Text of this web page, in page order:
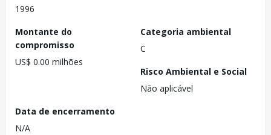
1996
Montante do
compromisso
US$ 0.00 milhões
Categoria ambiental
C
Risco Ambiental e Social
Não aplicável
Data de encerramento
N/A